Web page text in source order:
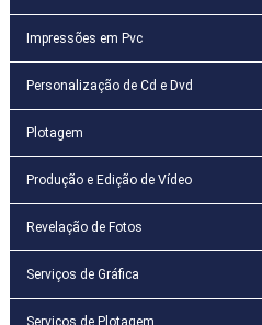
Impressões em Pvc
Personalização de Cd e Dvd
Plotagem
Produção e Edição de Vídeo
Revelação de Fotos
Serviços de Gráfica
Serviços de Plotagem